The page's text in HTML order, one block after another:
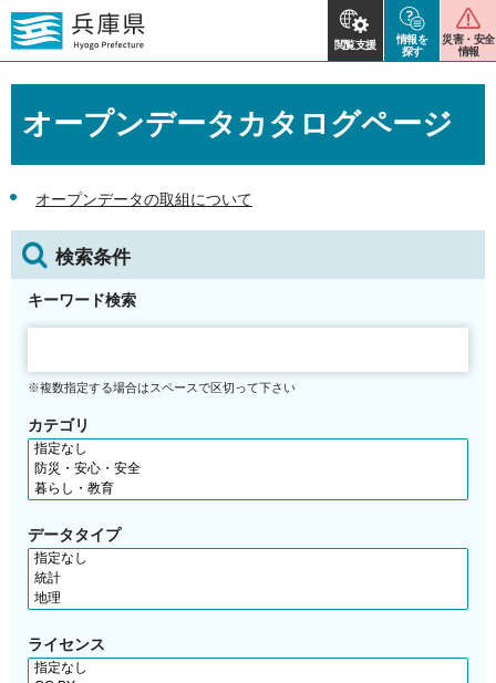
閲覧支援
情報を
探す
災害・安全
情報
オープンデータカタログページ
オープンデータの取組について
検索条件
キーワード検索
※複数指定する場合はスペースで区切って下さい
カテゴリ
データタイプ
ライセンス